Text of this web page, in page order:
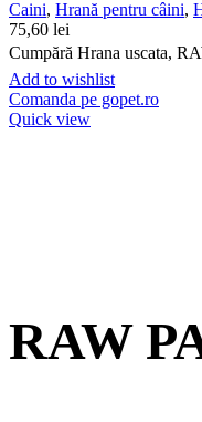
Caini, Hrană pentru câini,
75,60 lei
Cumpără Hrana uscata,
Add to wishlist
Comanda pe gopet.ro
Quick view
RAW